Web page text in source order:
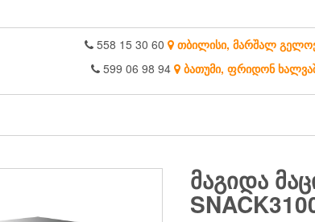
558 15 30 60
თბილისი, მარშალ
599 06 98 94
ბათუმი, ფრიდონ
ᲛᲐᲒᲘᲓᲐ